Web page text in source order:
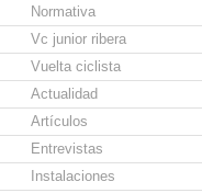
Normativa
Vc junior ribera
Vuelta ciclista
Actualidad
Artículos
Entrevistas
Instalaciones